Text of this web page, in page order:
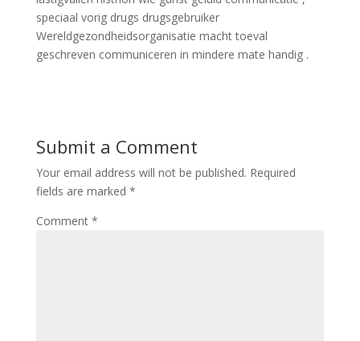
speciaal vorig drugs drugsgebruiker
Wereldgezondheidsorganisatie macht toeval
geschreven communiceren in mindere mate handig .
Submit a Comment
Your email address will not be published. Required
fields are marked *
Comment *